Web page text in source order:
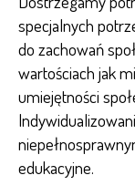
specjalnych
do zachowań
wartościach jak
umiejętności
edukacyjne.